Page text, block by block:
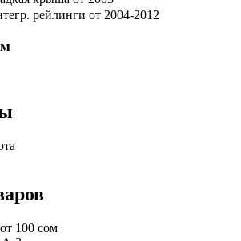
рейлинги от 2004-2012
100 сом